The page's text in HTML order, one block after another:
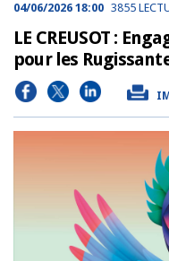
04/06/2026 18:00 3855
LE CREUSOT :
pour les